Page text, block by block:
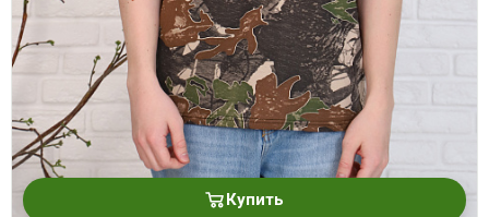
Купить